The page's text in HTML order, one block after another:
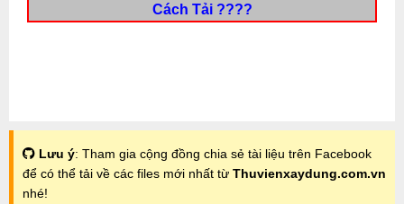
Cách Tải ????
Lưu ý: Tham gia cộng đồng chia sẻ tài liệu trên Facebook
để có thể tải về các files mới nhất từ Thuvienxaydung.com.vn
nhé!